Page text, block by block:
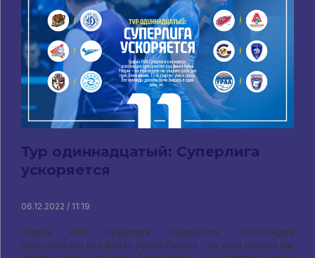
Тур одиннадцатый: Суперлига
ускоряется
06.12.2022 / 11:19
График PARI Суперлиги сжимается, освобождая
пространство под финал Кубка России – на этой неделе мы